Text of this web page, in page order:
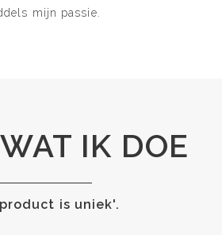
mijn passie.
IK DOE
is uniek'.